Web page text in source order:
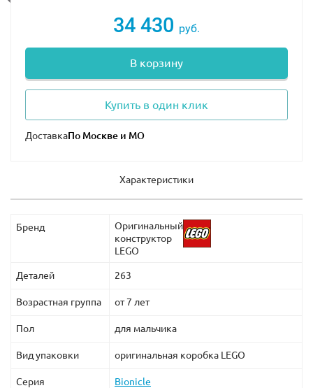
выражениями лица – спокойным и разъяренным.
На Лего 76112 цена в магазинах Москвы сильно
разнится. Стоимость товаров на нашем сайте
формируется с учетом рекомендаций компании-
34 430 руб.
В корзину
Купить в один клик
Доставка
Характеристики
Бренд
Оригинальный
конструктор
LEGO
Деталей 263
Возрастная группа от 7 лет
Пол для мальчика
Вид упаковки оригинальная коробка LEGO
Серия Bionicle